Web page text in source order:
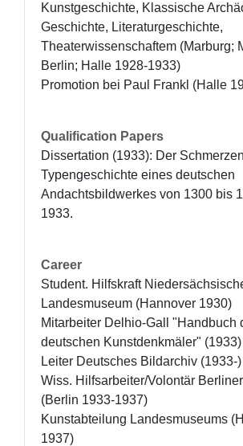
Kunstgeschichte, Klassische
Geschichte, Literaturgeschichte,
Theaterwissenschaftem (Marburg;
Berlin; Halle 1928-1933)
Promotion bei Paul Frankl (Halle
Qualification Papers
Dissertation (1933): Der
Typengeschichte eines deutschen
Andachtsbildwerkes von 1300 bis
1933.
Career
Student. Hilfskraft
Landesmuseum (Hannover 1930)
Mitarbeiter Delhio-Gall "Handbuch
deutschen Kunstdenkmäler" (1933)
Leiter Deutsches Bildarchiv (1933-)
Wiss. Hilfsarbeiter/Volontär
(Berlin 1933-1937)
Kunstabteilung Landesmuseums
1937)